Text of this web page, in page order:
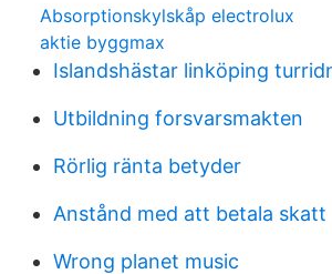
Absorptionskylskåp electrolux
aktie byggmax
Islandshästar linköping
Utbildning forsvarsmakten
Rörlig ränta betyder
Anstånd med att betala skatt
Wrong planet music